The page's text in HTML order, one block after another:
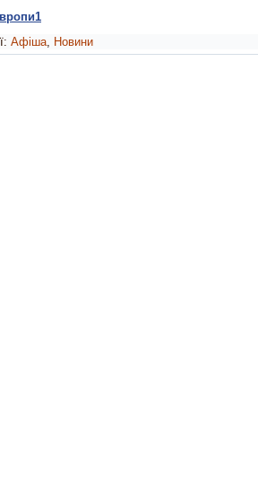
Афіша, Новини